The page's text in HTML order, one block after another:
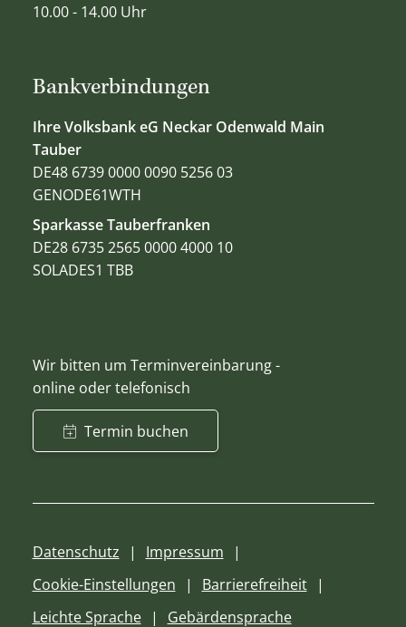
Bankverbindungen
Ihre Volksbank eG Neckar Odenwald Main
Tauber
DE48 6739 0000 0090 5256 03
GENODE61WTH
Sparkasse Tauberfranken
DE28 6735 2565 0000 4000 10
SOLADES1 TBB
Wir bitten um Terminvereinbarung -
online oder telefonisch
Termin buchen
10.00 - 14.00 Uhr
Datenschutz
Impressum
Cookie-Einstellungen
Barrierefreiheit
Leichte Sprache
Gebärdensprache